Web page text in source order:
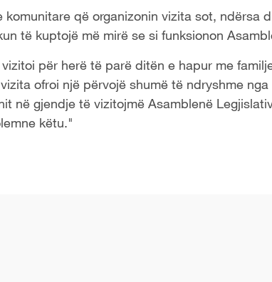
komunitare që organizonin vizita sot, ndërsa
të kuptojë më mirë se si funksionon
për herë të parë ditën e hapur me
ofroi një përvojë shumë të ndryshme
në gjendje të vizitojmë Asamblenë
këtu."